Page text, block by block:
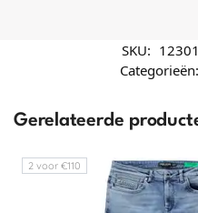
SKU:
Categorieën:
Gerelateerde
2 voor €110